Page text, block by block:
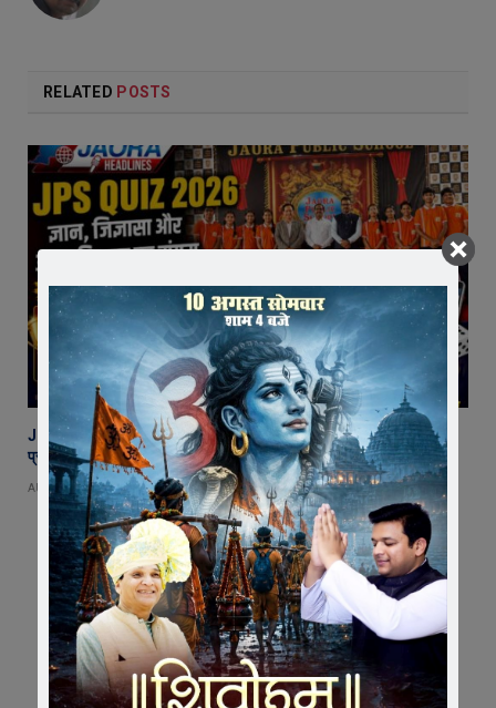
RELATED POSTS
JPS Quiz 2026 : जावरा पब्लिक स्कूल में ‘इंडिया क्वेस्ट-भारत गौरव’ क्विज
प्रतियोगिता, अथर्ववेद सदन बना विजेता
AUGUST 9, 2026